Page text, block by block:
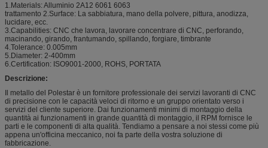
1.Materials: Alluminio 2A12 6061 6063
trattamento 2.Surface: La sabbiatura, mano della polvere, pittura, anodizza,
lucidare, ecc.
3.Capabilities: CNC che lavora, lavorare concentrare di CNC, perforando,
macinando, girando, frantumando, spillando, forgiare, timbrante
4.Tolerance: 0.005mm
5.Diameter: 2-400mm
6.Certification: ISO9001-2000, ROHS, PORTATA
Descrizione:
Il metallo del Polestar è un fornitore professionale dei servizi lavoranti di CNC
di precisione con le capacità veloci di ritorno e un gruppo orientato verso i
servizi del cliente superiore. Dai funzionamenti minimi di montaggio della
quantità ai funzionamenti in grande quantità di montaggio, il RPM fornisce le
parti e le componenti di alta qualità. Tendiamo a pensare a noi stessi come più
appena un'officina meccanico, noi fa parte della vostra soluzione di
fabbricazione.